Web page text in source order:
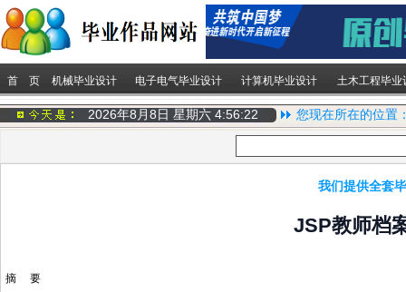
首 页 机械毕业设计 电子电气毕业设计 计算机毕业设计 土木工程毕业
2026年8月8日 星期六 4:56:23 您现在所在的位置
我们提供全套
JSP教师档
摘 要